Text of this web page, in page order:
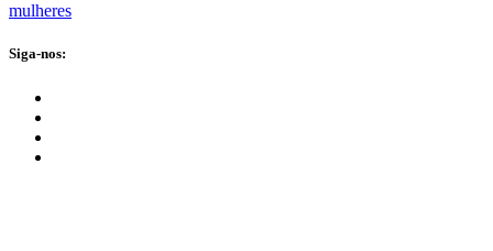
mulheres
Siga-nos: